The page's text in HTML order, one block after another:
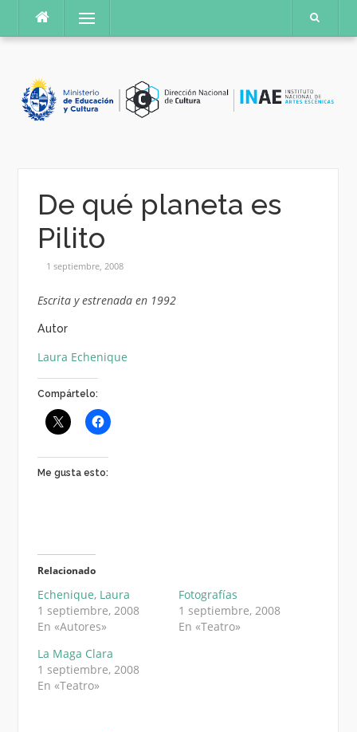
contenido
Menú
De qué planeta es
Pilito
1 septiembre, 2008
Escrita y estrenada en 1992
Autor
Laura Echenique
Compártelo:
Me gusta esto:
Relacionado
Echenique, Laura
1 septiembre, 2008
En «Autores»
Fotografías
1 septiembre, 2008
En «Teatro»
La Maga Clara
1 septiembre, 2008
En «Teatro»